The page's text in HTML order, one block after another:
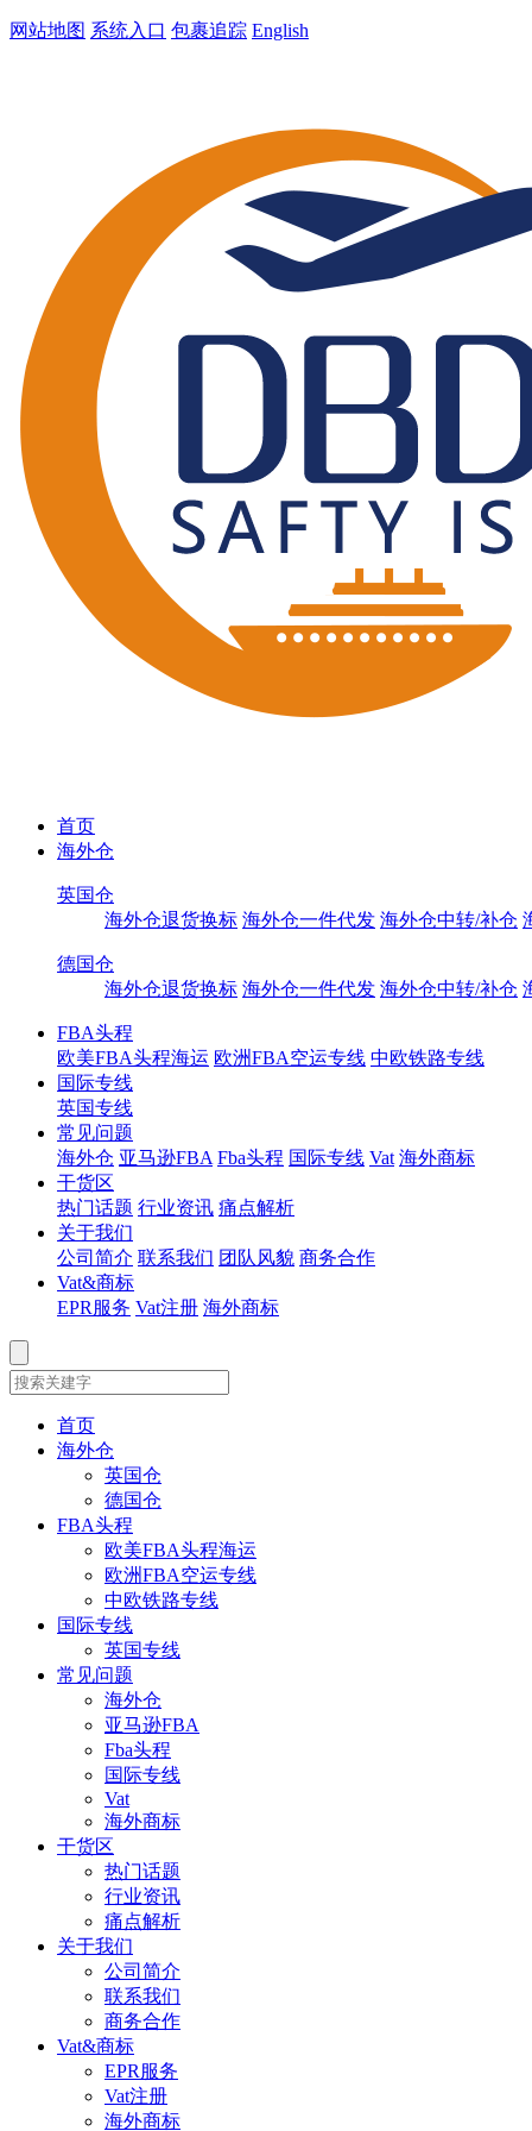
网站地图 系统入口 包裹追踪 English
首页
海外仓
英国仓
海外仓退货换标 海外仓一件代发 海外仓中转/补仓
德国仓
海外仓退货换标 海外仓一件代发 海外仓中转/补仓
FBA头程
欧美FBA头程海运 欧洲FBA空运专线 中欧铁路专线
国际专线
英国专线
常见问题
海外仓 亚马逊FBA Fba头程 国际专线 Vat 海外商标
干货区
热门话题 行业资讯 痛点解析
关于我们
公司简介 联系我们 团队风貌 商务合作
Vat&商标
EPR服务 Vat注册 海外商标
首页
海外仓
英国仓
德国仓
FBA头程
欧美FBA头程海运
欧洲FBA空运专线
中欧铁路专线
国际专线
英国专线
常见问题
海外仓
亚马逊FBA
Fba头程
国际专线
Vat
海外商标
干货区
热门话题
行业资讯
痛点解析
关于我们
公司简介
联系我们
商务合作
Vat&商标
EPR服务
Vat注册
海外商标